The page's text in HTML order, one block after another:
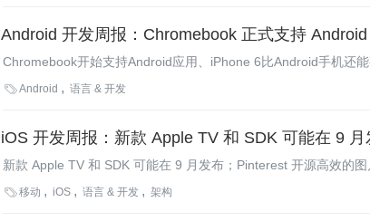
Android 开发周报：Chromebook 正式支持 Android
Chromebook开始支持Android应用、iPhone 6比Android手机还
安装包瘦身，更多Android资讯和教程，请看本期Android开发周报
Android 语言 & 开发
iOS 开发周报：新款 Apple TV 和 SDK 可能在 9 月
新款 Apple TV 和 SDK 可能在 9 月发布；Pinterest 开源高效的
移动 iOS 语言 & 开发 架构